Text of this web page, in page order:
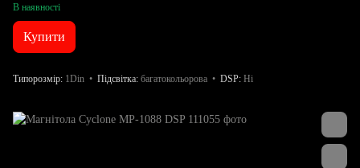
В наявності
Купити
Типорозмір 1Din Підсвітка багатокольорова DSP Ні